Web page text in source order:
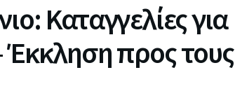
Καταγγελίες για
Έκκληση προς τους